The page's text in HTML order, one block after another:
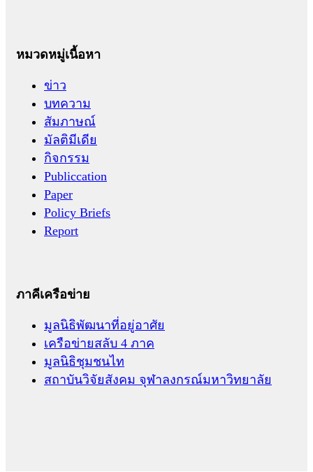
หมวดหมู่เนื้อหา
ข่าว
บทความ
สัมภาษณ์
มัลติมีเดีย
กิจกรรม
Publiccation
Paper
Policy Briefs
Report
ภาคีเครือข่าย
มูลนิธิพัฒนาที่อยู่อาศัย
เครือข่ายสลับ 4 ภาค
มูลนิธิชุมชนไท
สถาบันวิจัยสังคม จุฬาลงกรณ์มหาวิทยาลัย